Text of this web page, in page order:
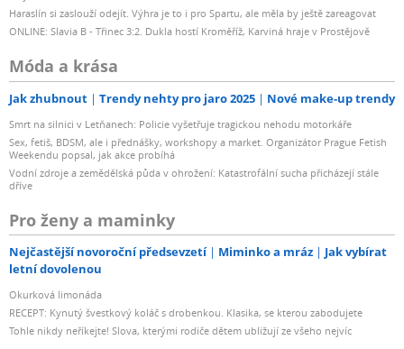
Haraslín si zaslouží odejít. Výhra je to i pro Spartu, ale měla by ještě zareagovat
ONLINE: Slavia B - Třinec 3:2. Dukla hostí Kroměříž, Karviná hraje v Prostějově
Móda a krása
Jak zhubnout Trendy nehty pro jaro 2025 Nové make-up trendy
Smrt na silnici v Letňanech: Policie vyšetřuje tragickou nehodu motorkáře
Sex, fetiš, BDSM, ale i přednášky, workshopy a market. Organizátor Prague Fetish
Weekendu popsal, jak akce probíhá
Vodní zdroje a zemědělská půda v ohrožení: Katastrofální sucha přicházejí stále
dříve
Pro ženy a maminky
Nejčastější novoroční předsevzetí Miminko a mráz
Jak vybírat
letní dovolenou
Okurková limonáda
RECEPT: Kynutý švestkový koláč s drobenkou. Klasika, se kterou zabodujete
Tohle nikdy neříkejte! Slova, kterými rodiče dětem ubližují ze všeho nejvíc